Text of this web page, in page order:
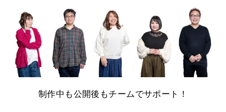
制作中も公開後もチームでサポート！